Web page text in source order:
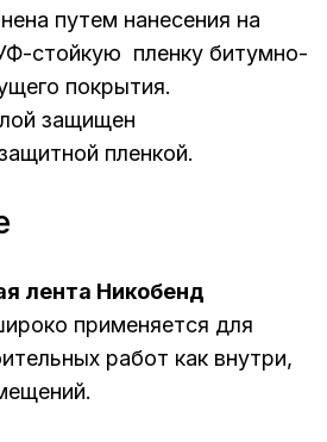
путем нанесения на
стойкую пленку битумно-
покрытия.
защищен
пленкой.
лента Никобенд
применяется для
работ как внутри,